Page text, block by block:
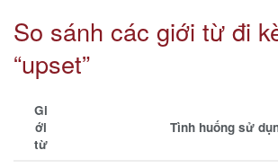
So sánh các giới từ đi
“upset”
Gi
ới
từ
Tình huống sử